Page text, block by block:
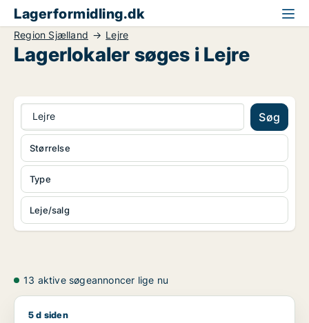
Lagerformidling.dk
Region Sjælland Lejre
Lagerlokaler søges i Lejre
Lejre Søg
Type
Leje/salg
Størrelse
13 aktive søgeannoncer lige nu
Jens søger lager eller garage til leje i Roskilde, Viby
5 d siden